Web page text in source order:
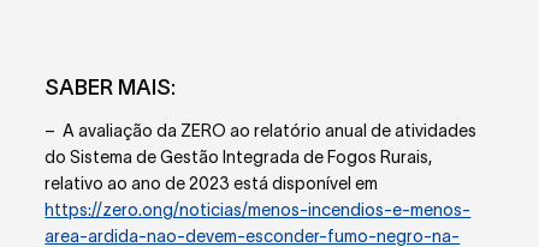
SABER MAIS:
– A avaliação da ZERO ao relatório anual de atividades
do Sistema de Gestão Integrada de Fogos Rurais,
relativo ao ano de 2023 está disponível em
https://zero.ong/noticias/menos-incendios-e-menos-
area-ardida-nao-devem-esconder-fumo-negro-na-